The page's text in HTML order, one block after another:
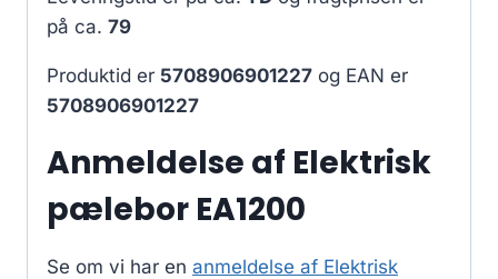
på ca. 79
Produktid er 5708906901227 og EAN er
5708906901227
Anmeldelse af Elektrisk
pælebor EA1200
Se om vi har en anmeldelse af Elektrisk